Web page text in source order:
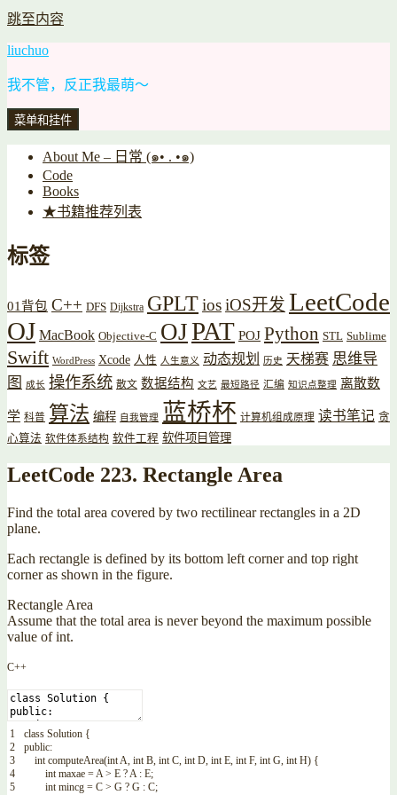
跳至内容
liuchuo
我不管，反正我最萌～
菜单和挂件
About Me – 日常 (๑• . •๑)
Code
Books
★书籍推荐列表
标签
01背包 C++ DFS Dijkstra GPLTiosiOS开发 LeetCode
OJ MacBook Objective-C OJPAT POJ Python STL Sublime
Swift WordPress Xcode 人性 人生意义 动态规划 历史 天梯赛 思维导
图
成长 操作系统 散文 数据结构 文艺 最短路径 汇编 知识点整理 离散数
学 科普 算法 编程 自我管理 蓝桥杯 计算机组成原理 读书笔记 贪
心算法 软件体系结构 软件工程 软件项目管理
LeetCode 223. Rectangle Area
Find the total area covered by two rectilinear rectangles in a 2D
plane.
Each rectangle is defined by its bottom left corner and top right
corner as shown in the figure.
Rectangle Area
Assume that the total area is never beyond the maximum possible
value of int.
C++
1
2
3
4
5
class Solution {
public:
int computeArea(intA, int B, int C, int D, int E, int F, int G, int H) {
int maxae =A > E ?A : E;
int mincg = C > G ? G : C;